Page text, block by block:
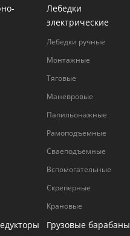
Лебедки
электрические
Лебедки ручные
Монтажные
Тяговые
Маневровые
Папильонажные
Рамоподъемные
Сваеподъемные
Вспомогательные
Cкреперные
Крановые
Грузовые барабаны